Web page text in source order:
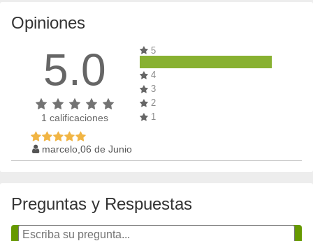
Opiniones
5.0
1 calificaciones
5
4
3
2
1
marcelo,06 de Junio
Preguntas y Respuestas